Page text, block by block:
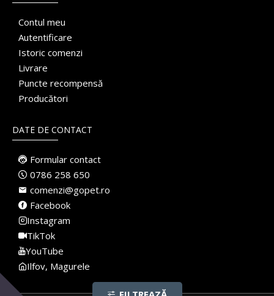
Contul meu
Autentificare
Istoric comenzi
Livrare
Puncte recompensă
Producători
DATE DE CONTACT
Formular contact
0786 258 650
comenzi@gopet.ro
Facebook
Instagram
TikTok
YouTube
Ilfov, Magurele